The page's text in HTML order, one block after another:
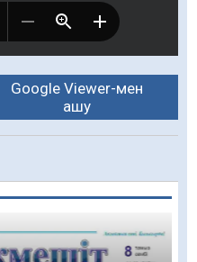
Google Viewer-мен
ашу